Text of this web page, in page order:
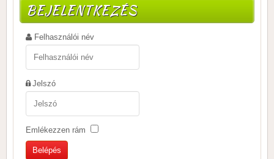
BEJELENTKEZÉS
Felhasználói név
Jelszó
Emlékezzen rám